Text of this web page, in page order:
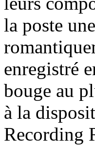
la poste
enregistré
bouge au
à la
Recording